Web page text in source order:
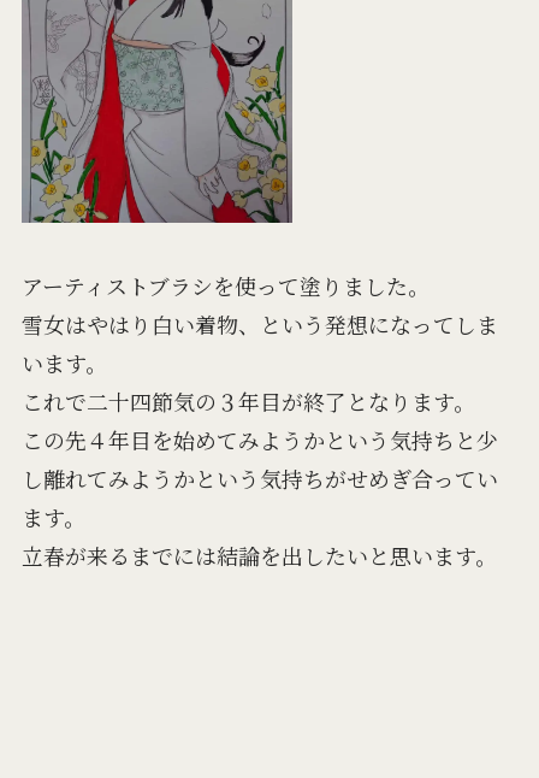
アーティストブラシを使って塗りました。
雪女はやはり白い着物、という発想になってしま
います。
これで二十四節気の３年目が終了となります。
この先４年目を始めてみようかという気持ちと少
し離れてみようかという気持ちがせめぎ合ってい
ます。
立春が来るまでには結論を出したいと思います。